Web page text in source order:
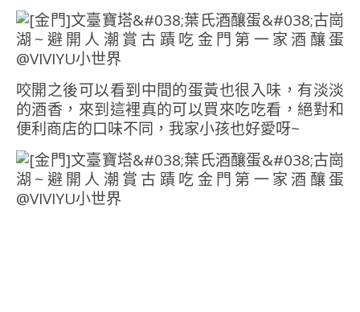
咬開之後可以看到中間的蛋黃也很入味，有淡淡
的酒香，來到這裡真的可以買來吃吃看，絕對和
便利商店的口味不同，我家小孩也好愛呀~